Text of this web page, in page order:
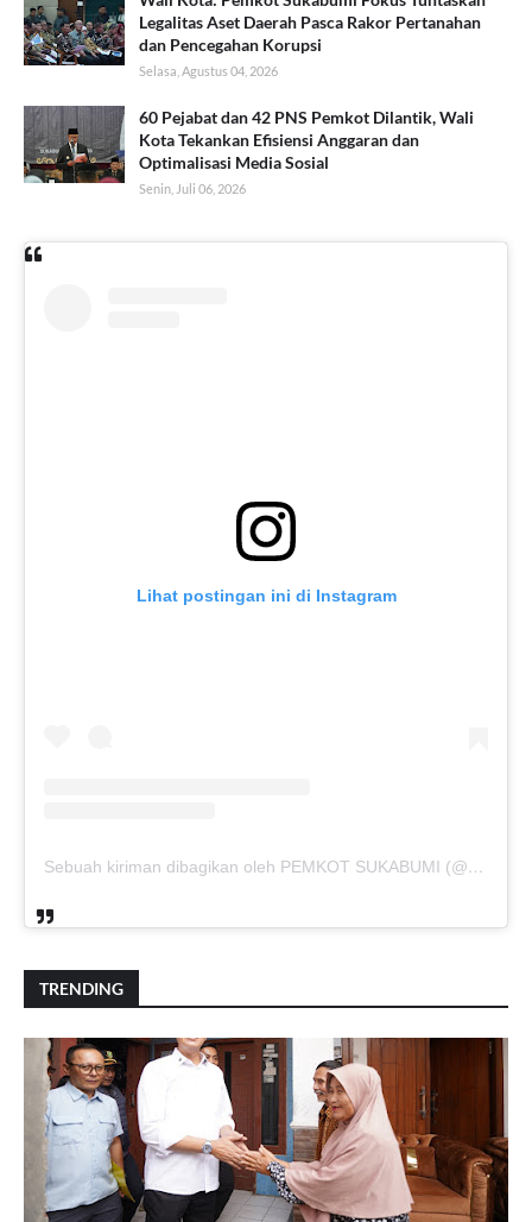
Legalitas Aset Daerah Pasca Rakor Pertanahan
dan Pencegahan Korupsi
Selasa, Agustus 04, 2026
60 Pejabat dan 42 PNS Pemkot Dilantik, Wali
Kota Tekankan Efisiensi Anggaran dan
Optimalisasi Media Sosial
Senin, Juli 06, 2026
Lihat postingan ini di Instagram
Sebuah kiriman dibagikan oleh PEMKOT SUKABUMI (@pemkotsukabumi_)
TRENDING